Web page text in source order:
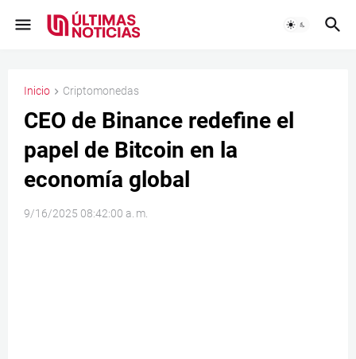
Inicio Criptomonedas
CEO de Binance redefine el
papel de Bitcoin en la
economía global
9/16/2025 08:42:00 a. m.